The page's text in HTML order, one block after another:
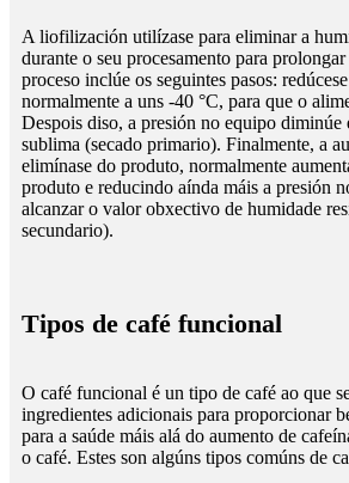
A liofilización utilízase para eliminar a
durante o seu procesamento para
proceso inclúe os seguintes pasos:
normalmente a uns -40 °C, para que o
Despois diso, a presión no equipo diminúe
sublima (secado primario). Finalmente, a
elimínase do produto, normalmente
produto e reducindo aínda máis a presión
alcanzar o valor obxectivo de humidade
secundario).
Tipos de café funcional
O café funcional é un tipo de café ao que
ingredientes adicionais para proporcionar
para a saúde máis alá do aumento de
o café. Estes son algúns tipos comúns de